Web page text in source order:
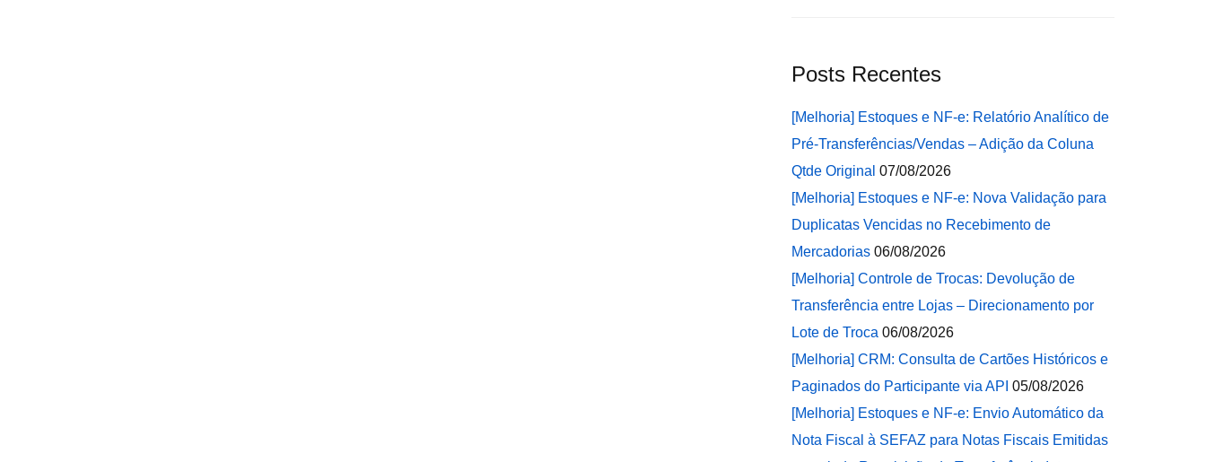
Posts Recentes
[Melhoria] Estoques e NF-e: Relatório Analítico de
Pré-Transferências/Vendas – Adição da Coluna
Qtde Original 07/08/2026
[Melhoria] Estoques e NF-e: Nova Validação para
Duplicatas Vencidas no Recebimento de
Mercadorias 06/08/2026
[Melhoria] Controle de Trocas: Devolução de
Transferência entre Lojas – Direcionamento por
Lote de Troca 06/08/2026
[Melhoria] CRM: Consulta de Cartões Históricos e
Paginados do Participante via API 05/08/2026
[Melhoria] Estoques e NF-e: Envio Automático da
Nota Fiscal à SEFAZ para Notas Fiscais Emitidas